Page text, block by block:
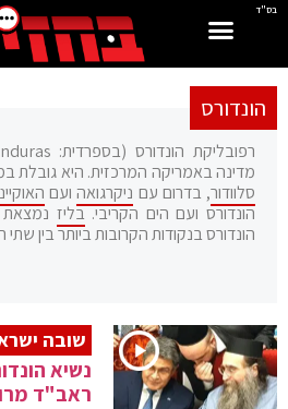
בס"ד
הונדורס
מדינה באמריקה המרכזית. היא גובלת
סלוודור, בדרום עם ניקרגואהועם
הונדורס ועם הים הקריבי.בליז
הונדורס בנקודות הקרובות ביותר בין שתי
שובה
נשיא
ראב"ד